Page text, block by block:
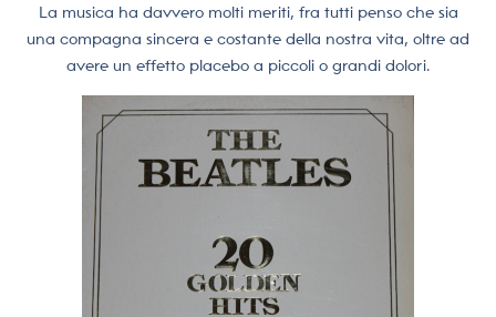
La musica ha davvero molti meriti, fra tutti penso che sia
una compagna sincera e costante della nostra vita, oltre ad
avere un effetto placebo a piccoli o grandi dolori.